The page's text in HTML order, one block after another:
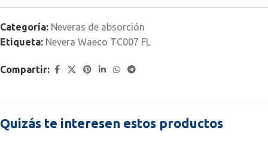
Categoría: Neveras de absorción
Etiqueta: Nevera Waeco TC007 FL
Compartir:
Quizás te interesen estos productos